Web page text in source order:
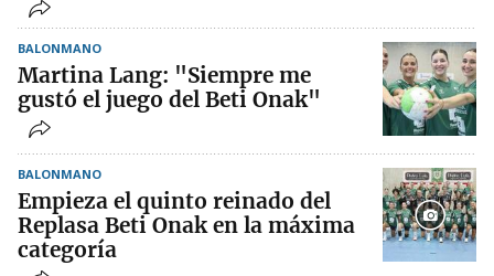
BALONMANO
Martina Lang: "Siempre me
gustó el juego del Beti Onak"
BALONMANO
Empieza el quinto reinado del
Replasa Beti Onak en la máxima
categoría